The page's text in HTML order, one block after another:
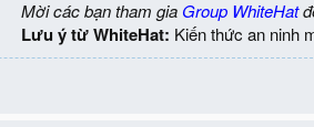
Mời các bạn tham gia Group WhiteHat
Lưu ý từ WhiteHat: Kiến thức an ninh